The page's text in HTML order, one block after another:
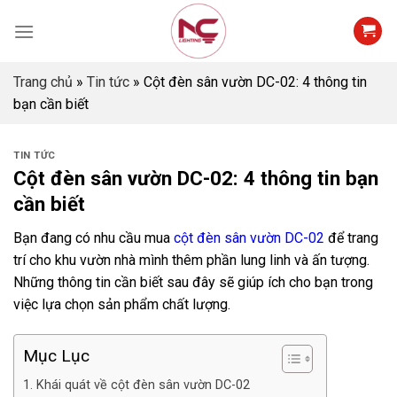
Trang chủ » Tin tức » Cột đèn sân vườn DC-02: 4 thông tin
bạn cần biết
TIN TỨC
Cột đèn sân vườn DC-02: 4 thông tin bạn
cần biết
Bạn đang có nhu cầu mua cột đèn sân vườn DC-02 để trang
trí cho khu vườn nhà mình thêm phần lung linh và ấn tượng.
Những thông tin cần biết sau đây sẽ giúp ích cho bạn trong
việc lựa chọn sản phẩm chất lượng.
Mục Lục
1. Khái quát về cột đèn sân vườn DC-02